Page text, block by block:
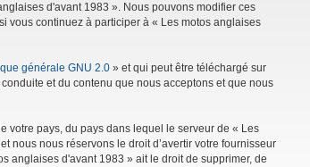
d'avant 1983 ». Nous pouvons modifier ces
vous continuez à participer à « Les motos anglaises
générale GNU 2.0 » et qui peut être téléchargé sur
et du contenu que nous acceptons et que nous
votre pays, du pays dans lequel le serveur de « Les
nous nous réservons le droit d’avertir votre fournisseur
anglaises d'avant 1983 » ait le droit de supprimer, de